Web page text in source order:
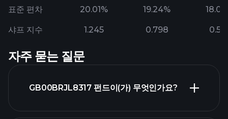
표준 편차 20.01% 19.24%
샤프 지수 1.245 0.798
자주 묻는 질문
GB00BRJL8317 펀드이(가) 무엇인가요?